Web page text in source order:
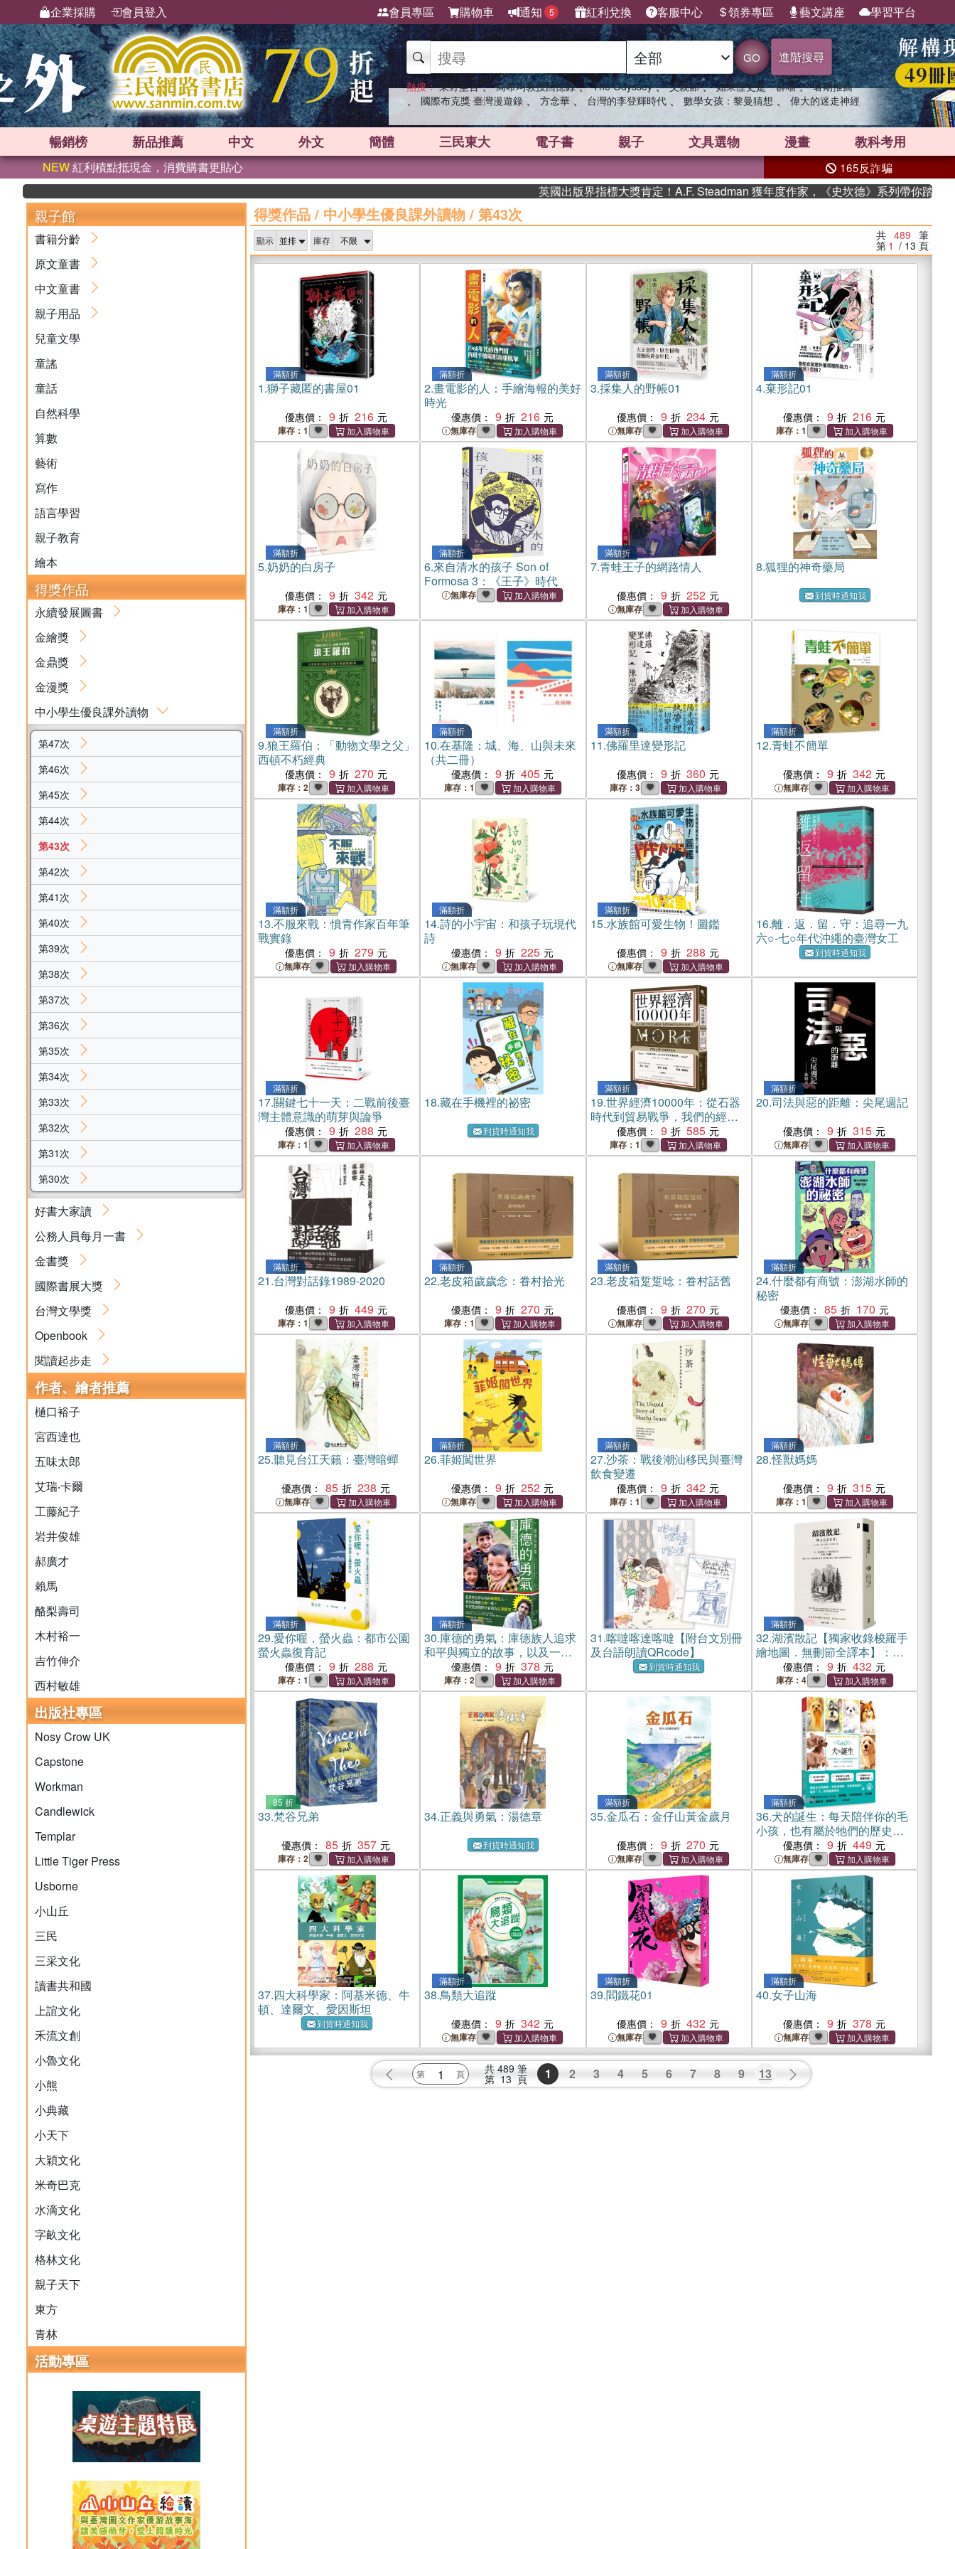
企業採購 會員登入 會員專區 購物車 通知 5 紅利兌換 客服中心 領券專區 藝文講座 學習平台
GO 進階搜尋
熱搜： 東野圭吾 、 高希均教授回憶錄 、 The Odyssey 、 父親節 、 如果歷史是一群喵 、 暑期推薦
、 國際布克獎 臺灣漫遊錄 、 方念華 、 台灣的李登輝時代 、 數學女孩：黎曼猜想 、 偉大的迷走神經
暢銷榜 新品推薦 中文 外文 簡體 三民東大 電子書 親子 文具選物 漫畫 教科考用
NEW紅利積點抵現金，消費購書更貼心 165反詐騙
英國出版界指標大獎肯定！A.F. Steadman 獲年度作家，《史坎德》系列帶你踏上熱血奇幻旅程
親子館
書籍分齡
原文童書
中文童書
親子用品
兒童文學
童謠
童話
自然科學
算數
藝術
寫作
語言學習
親子教育
繪本
得獎作品
永續發展圖書
金繪獎
金鼎獎
金漫獎
中小學生優良課外讀物
第47次
第46次
第45次
第44次
第43次
第42次
第41次
第40次
第39次
第38次
第37次
第36次
第35次
第34次
第33次
第32次
第31次
第30次
好書大家讀
公務人員每月一書
金書獎
國際書展大獎
台灣文學獎
Openbook
閱讀起步走
作者、繪者推薦
樋口裕子
宮西達也
五味太郎
艾瑞‧卡爾
工藤紀子
岩井俊雄
郝廣才
賴馬
酪梨壽司
木村裕一
吉竹伸介
西村敏雄
出版社專區
Nosy Crow UK
Capstone
Workman
Candlewick
Templar
Little Tiger Press
Usborne
小山丘
三民
三采文化
讀書共和國
上誼文化
禾流文創
小魯文化
小熊
小典藏
小天下
大穎文化
米奇巴克
水滴文化
字畝文化
格林文化
親子天下
東方
青林
活動專區
得獎作品 / 中小學生優良課外讀物 / 第43次
顯示 庫存 共 489 筆
第 1 / 13 頁
滿額折
1.獅子藏匿的書屋01
優惠價： 9 216
庫存：1
滿額折
2.畫電影的人：手繪海報的美好
時光
優惠價： 9 216
無庫存
滿額折
3.採集人的野帳01
優惠價： 9 234
無庫存
滿額折
4.棄形記01
優惠價： 9 216
庫存：1
滿額折
5.奶奶的白房子
優惠價： 9 342
庫存：1
滿額折
6.來自清水的孩子 Son of
Formosa 3：《王子》時代
無庫存
滿額折
7.青蛙王子的網路情人
優惠價： 9 252
無庫存
8.狐狸的神奇藥局
到貨時通知我
滿額折
9.狼王羅伯：「動物文學之父」
西頓不朽經典
優惠價： 9 270
庫存：2
滿額折
10.在基隆：城、海、山與未來
（共二冊）
優惠價： 9 405
庫存：1
滿額折
11.佛羅里達變形記
優惠價： 9 360
庫存：3
滿額折
12.青蛙不簡單
優惠價： 9 342
無庫存
滿額折
13.不服來戰：憤青作家百年筆
戰實錄
優惠價： 9 279
無庫存
滿額折
14.詩的小宇宙：和孩子玩現代
詩
優惠價： 9 225
無庫存
滿額折
15.水族館可愛生物！圖鑑
優惠價： 9 288
無庫存
16.離．返．留．守：追尋一九
六○-七○年代沖繩的臺灣女工
到貨時通知我
滿額折
17.關鍵七十一天：二戰前後臺
灣主體意識的萌芽與論爭
優惠價： 9 288
庫存：1
18.藏在手機裡的祕密
到貨時通知我
滿額折
19.世界經濟10000年：從石器
時代到貿易戰爭，我們的經濟
是如何成形？
優惠價： 9 585
庫存：1
滿額折
20.司法與惡的距離：尖尾週記
優惠價： 9 315
無庫存
滿額折
21.台灣對話錄1989-2020
優惠價： 9 449
庫存：1
滿額折
22.老皮箱歲歲念：眷村拾光
優惠價： 9 270
庫存：1
滿額折
23.老皮箱踅踅唸：眷村話舊
優惠價： 9 270
無庫存
滿額折
24.什麼都有商號：澎湖水師的
秘密
優惠價： 85 170
無庫存
滿額折
25.聽見台江天籟：臺灣暗蟬
優惠價： 85 238
無庫存
滿額折
26.菲姬闖世界
優惠價： 9 252
無庫存
滿額折
27.沙茶：戰後潮汕移民與臺灣
飲食變遷
優惠價： 9 342
庫存：1
滿額折
28.怪獸媽媽
優惠價： 9 315
庫存：1
滿額折
29.愛你喔，螢火蟲：都市公園
螢火蟲復育記
優惠價： 9 288
庫存：1
滿額折
30.庫德的勇氣：庫德族人追求
和平與獨立的故事，以及一段
跨國界的台庫情緣
優惠價： 9 378
庫存：2
31.喀噠喀達喀噠【附台文別冊
及台語朗讀QRcode】
到貨時通知我
滿額折
32.湖濱散記【獨家收錄梭羅手
繪地圖．無刪節全譯本】：復
刻1854年初版書封，譯者1萬字
專文導讀、精選中英對照絕美
語錄
優惠價： 9 432
庫存：4
85 折
33.梵谷兄弟
優惠價： 85 357
庫存：2
34.正義與勇氣：湯德章
到貨時通知我
滿額折
35.金瓜石：金仔山黃金歲月
優惠價： 9 270
無庫存
滿額折
36.犬的誕生：每天陪伴你的毛
小孩，也有屬於牠們的歷史故
事，了解牠們，才會更懂得珍
惜牠們
優惠價： 9 449
無庫存
37.四大科學家：阿基米德、牛
頓、達爾文、愛因斯坦
到貨時通知我
滿額折
38.鳥類大追蹤
優惠價： 9 342
無庫存
滿額折
39.閻鐵花01
優惠價： 9 432
無庫存
滿額折
40.女子山海
優惠價： 9 378
無庫存
共 489 筆
第 13 頁 1 2 3 4 5 6 7 8 9 13